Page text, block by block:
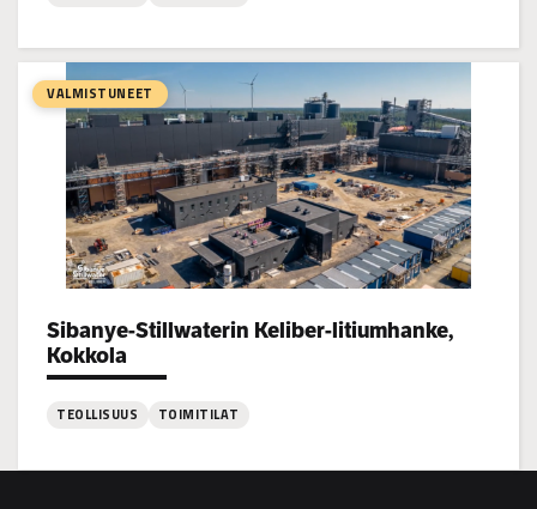
Kovjoen
Vedenpuhdistamo,
Uusikaarlepyy
VALMISTUNEET
Sibanye-Stillwaterin Keliber-litiumhanke,
Kokkola
Project types:
TEOLLISUUS TOIMITILAT